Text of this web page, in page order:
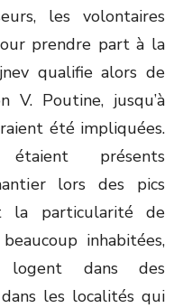
les volontaires
prendre part à la
qualifie alors de
V. Poutine, jusqu’à
été impliquées.
présents
lors des pics
la particularité de
inhabitées,
logent dans des
les localités qui